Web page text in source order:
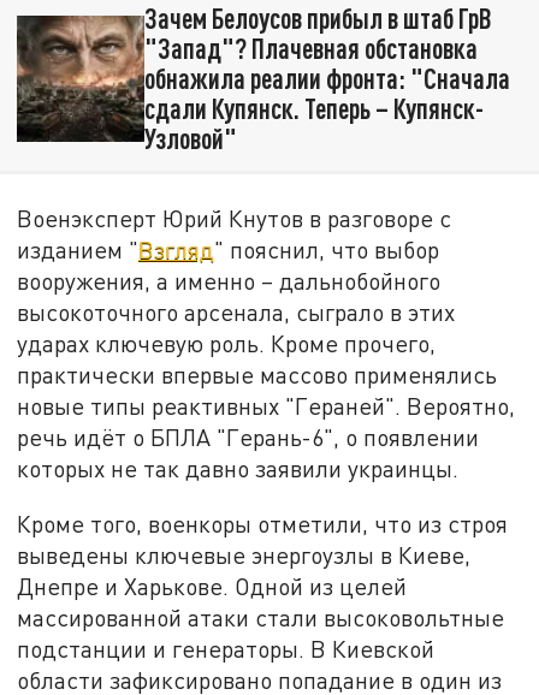
Зачем Белоусов прибыл в штаб ГрВ
"Запад"? Плачевная обстановка
обнажила реалии фронта: "Сначала
сдали Купянск. Теперь – Купянск-
Узловой"
Военэксперт Юрий Кнутов в разговоре с
изданием "Взгляд" пояснил, что выбор
вооружения, а именно – дальнобойного
высокоточного арсенала, сыграло в этих
ударах ключевую роль. Кроме прочего,
практически впервые массово применялись
новые типы реактивных "Гераней". Вероятно,
речь идёт о БПЛА "Герань-6", о появлении
которых не так давно заявили украинцы.
Кроме того, военкоры отметили, что из строя
выведены ключевые энергоузлы в Киеве,
Днепре и Харькове. Одной из целей
массированной атаки стали высоковольтные
подстанции и генераторы. В Киевской
области зафиксировано попадание в один из